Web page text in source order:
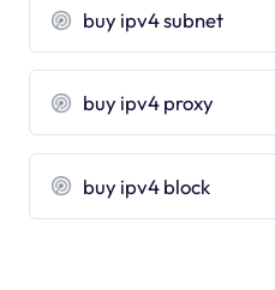
buy ipv4 subnet
buy ipv4 proxy
buy ipv4 block